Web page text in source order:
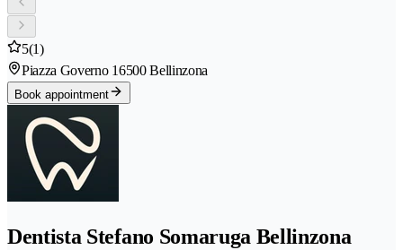
5(1)
Piazza Governo 16500 Bellinzona
Book appointment
Dentista Stefano Somaruga Bellinzona